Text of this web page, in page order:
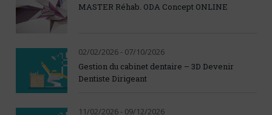
MASTER Réhab. ODA Concept ONLINE
02/02/2026 - 07/10/2026
Gestion du cabinet dentaire – 3D Devenir
Dentiste Dirigeant
11/02/2026 - 09/12/2026